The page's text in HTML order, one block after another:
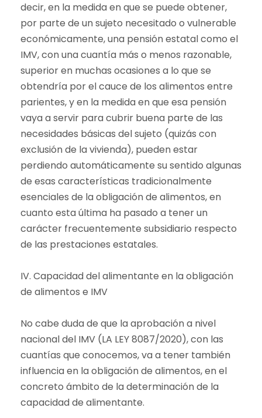
decir, en la medida en que se puede obtener,
por parte de un sujeto necesitado o vulnerable
económicamente, una pensión estatal como el
IMV, con una cuantía más o menos razonable,
superior en muchas ocasiones a lo que se
obtendría por el cauce de los alimentos entre
parientes, y en la medida en que esa pensión
vaya a servir para cubrir buena parte de las
necesidades básicas del sujeto (quizás con
exclusión de la vivienda), pueden estar
perdiendo automáticamente su sentido algunas
de esas características tradicionalmente
esenciales de la obligación de alimentos, en
cuanto esta última ha pasado a tener un
carácter frecuentemente subsidiario respecto
de las prestaciones estatales.
IV. Capacidad del alimentante en la obligación
de alimentos e IMV
No cabe duda de que la aprobación a nivel
nacional del IMV (LA LEY 8087/2020), con las
cuantías que conocemos, va a tener también
influencia en la obligación de alimentos, en el
concreto ámbito de la determinación de la
capacidad de alimentante.